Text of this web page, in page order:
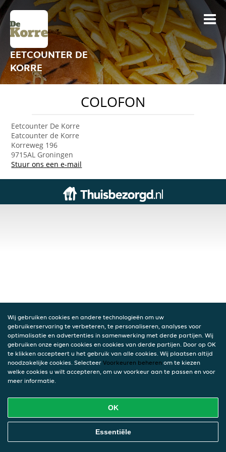
EETCOUNTER DE
KORRE
COLOFON
Eetcounter De Korre
Eatcounter de Korre
Korreweg 196
9715AL Groningen
Stuur ons een e-mail
Wij gebruiken cookies en andere technologieën om uw
gebruikerservaring te verbeteren, te personaliseren, analyses voor
optimalisatie en advertenties in samenwerking met derde partijen. Wij
gebruiken onze eigen cookies en cookies van derde partijen. Door op OK
te klikken accepteert u het gebruik van alle cookies. Wij plaatsen altijd
noodzakelijke cookies. Selecteer Voorkeuren beheren om te kiezen
welke cookies u wilt accepteren, om uw voorkeur aan te passen en voor
meer informatie.
OK
Essentiële